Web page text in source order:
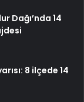
Dağı’nda 14
8 ilçede 14